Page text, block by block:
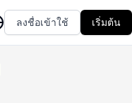
ลงชื่อเข้าใช้ เริ่มต้น